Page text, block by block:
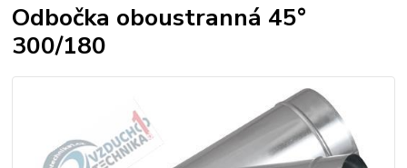
Odbočka oboustranná 45°
300/180